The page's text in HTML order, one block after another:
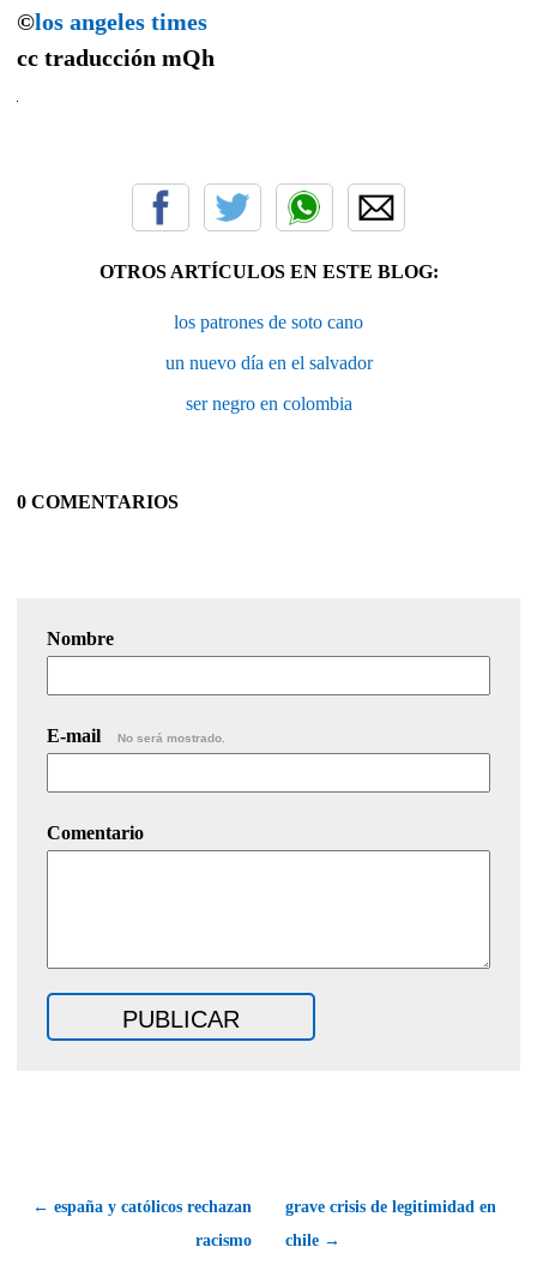
©los angeles times
cc traducción mQh
OTROS ARTÍCULOS EN ESTE BLOG:
los patrones de soto cano
un nuevo día en el salvador
ser negro en colombia
0 COMENTARIOS
Nombre
E-mail No será mostrado.
Comentario
← españa y católicos rechazan
racismo
grave crisis de legitimidad en
chile →